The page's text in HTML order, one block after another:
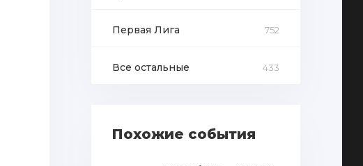
Первая Лига 752
Все остальные 433
Похожие события